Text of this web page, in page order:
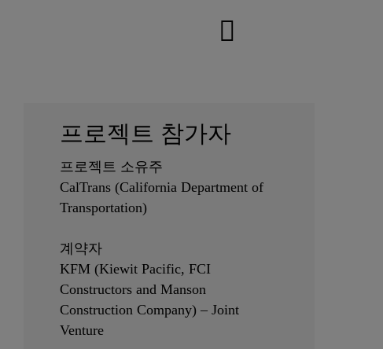
프로젝트 참가자
프로젝트 소유주
CalTrans (California Department of
Transportation)
계약자
KFM (Kiewit Pacific, FCI
Constructors and Manson
Construction Company) – Joint
Venture